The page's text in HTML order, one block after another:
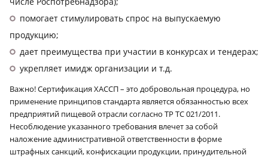
помогает стимулировать спрос на выпускаемую
продукцию;
дает преимущества при участии в конкурсах и тендерах;
укрепляет имидж организации и т.д.
Важно! Сертификация ХАССП – это добровольная процедура, но
применение принципов стандарта является обязанностью всех
предприятий пищевой отрасли согласно ТР ТС 021/2011.
Несоблюдение указанного требования влечет за собой
наложение административной ответственности в форме
штрафных санкций, конфискации продукции, принудительной